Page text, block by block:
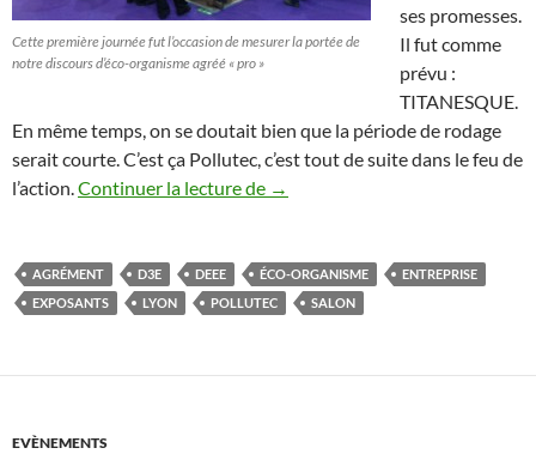
Cette première journée fut l’occasion de mesurer la portée de
notre discours d’éco-organisme agréé « pro »
ses promesses.
Il fut comme
prévu :
TITANESQUE.
En même temps, on se doutait bien que la période de rodage
serait courte. C’est ça Pollutec, c’est tout de suite dans le feu de
l’action.Continuer la lecture de Mardi 27 novembre 2012 : Un
→
AGRÉMENT D3E DEEE ÉCO-ORGANISME
ENTREPRISE
EXPOSANTS
LYON POLLUTEC SALON
EVÈNEMENTS